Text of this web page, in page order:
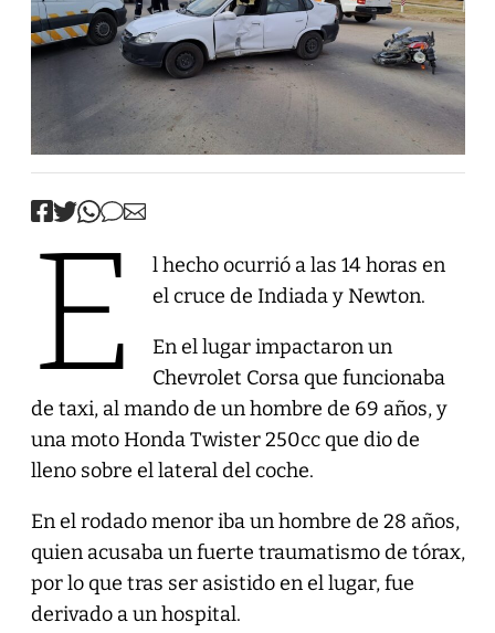
E
l hecho ocurrió a las 14 horas en
el cruce de Indiada y Newton.
En el lugar impactaron un
Chevrolet Corsa que funcionaba
de taxi, al mando de un hombre de 69 años, y
una moto Honda Twister 250cc que dio de
lleno sobre el lateral del coche.
En el rodado menor iba un hombre de 28 años,
quien acusaba un fuerte traumatismo de tórax,
por lo que tras ser asistido en el lugar, fue
derivado a un hospital.